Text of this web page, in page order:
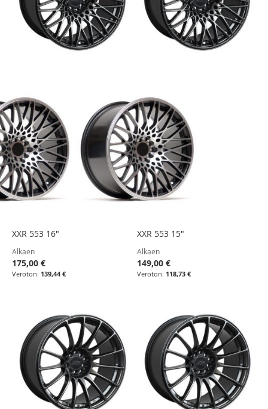
XXR 553 16"
Alkaen
175,00 €
139,44 €
XXR 553 15"
Alkaen
149,00 €
118,73 €